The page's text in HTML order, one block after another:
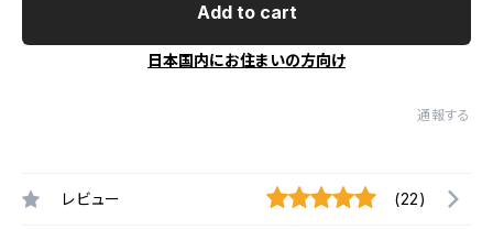
Add to cart
日本国内にお住まいの方向け
通報する
レビュー (22)